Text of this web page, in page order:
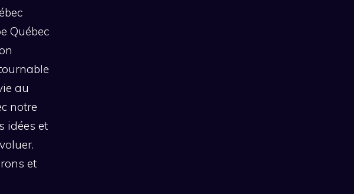
Québec
au
notre
idées et
et